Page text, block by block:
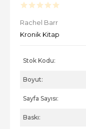
Rachel Barr
Kronik Kitap
Stok Kodu:
Boyut:
Sayfa Sayısı:
Baskı: